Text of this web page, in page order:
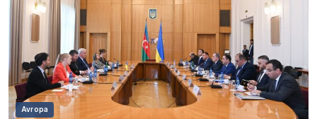
Avropa